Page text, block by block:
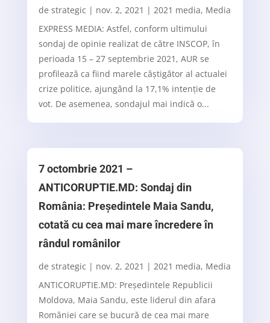
de strategic | nov. 2, 2021 | 2021 media, Media
EXPRESS MEDIA: Astfel, conform ultimului
sondaj de opinie realizat de către INSCOP, în
perioada 15 – 27 septembrie 2021, AUR se
profilează ca fiind marele câştigător al actualei
crize politice, ajungând la 17,1% intenţie de
vot. De asemenea, sondajul mai indică o...
7 octombrie 2021 –
ANTICORUPTIE.MD: Sondaj din
România: Președintele Maia Sandu,
cotată cu cea mai mare încredere în
rândul românilor
de strategic | nov. 2, 2021 | 2021 media, Media
ANTICORUPTIE.MD: Președintele Republicii
Moldova, Maia Sandu, este liderul din afara
României care se bucură de cea mai mare